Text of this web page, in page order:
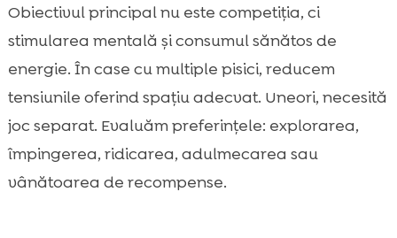
Obiectivul principal nu este competiția, ci
stimularea mentală și consumul sănătos de
energie. În case cu multiple pisici, reducem
tensiunile oferind spațiu adecvat. Uneori, necesită
joc separat. Evaluăm preferințele: explorarea,
împingerea, ridicarea, adulmecarea sau
vânătoarea de recompense.